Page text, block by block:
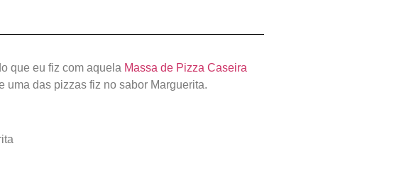
que eu fiz com aquela Massa de Pizza Caseira
uma das pizzas fiz no sabor Marguerita.